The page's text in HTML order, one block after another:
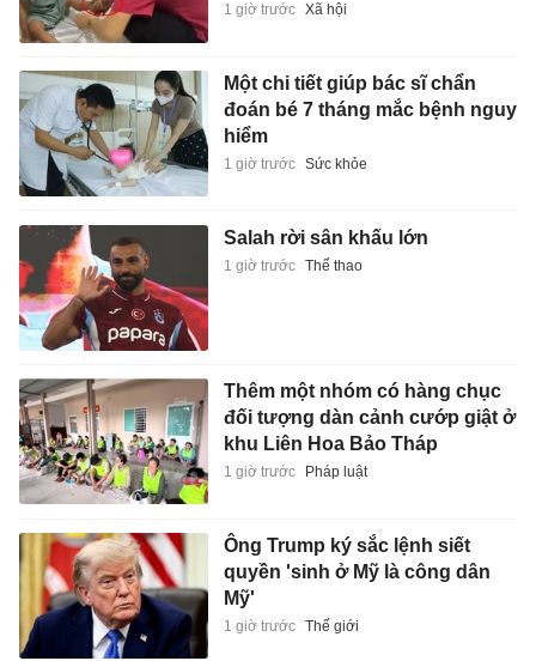
1 giờ trước Xã hội
Một chi tiết giúp bác sĩ chẩn
đoán bé 7 tháng mắc bệnh nguy
hiểm
1 giờ trước Sức khỏe
Salah rời sân khấu lớn
1 giờ trước Thể thao
Thêm một nhóm có hàng chục
đối tượng dàn cảnh cướp giật ở
khu Liên Hoa Bảo Tháp
1 giờ trước Pháp luật
Ông Trump ký sắc lệnh siết
quyền 'sinh ở Mỹ là công dân
Mỹ'
1 giờ trước Thế giới